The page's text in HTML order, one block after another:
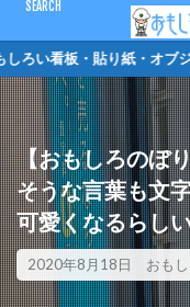
ろい看板・貼り紙
【おもしろのぼ
そうな言葉も文
可愛くなるらし
2020年8月18日 おも
キーワード
ピクトさん 単管バ
オジギビト
カテゴリー